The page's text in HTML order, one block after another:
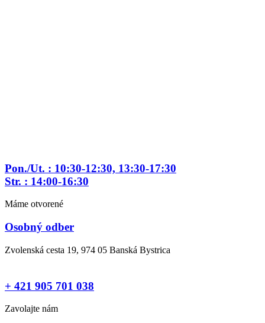
Pon./Ut. : 10:30-12:30, 13:30-17:30
Str. : 14:00-16:30
Máme otvorené
Osobný odber
Zvolenská cesta 19, 974 05 Banská Bystrica
+ 421 905 701 038
Zavolajte nám